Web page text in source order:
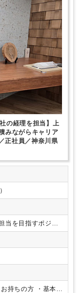
の経理を担当】上
みながらキャリア
正社員／神奈川県
当を目指すポジシ
ります。） ・売
取り（BillOne /
補助業務（試算表
フォワード等の推
務調整・問合せ
持ちの方 ・基本的